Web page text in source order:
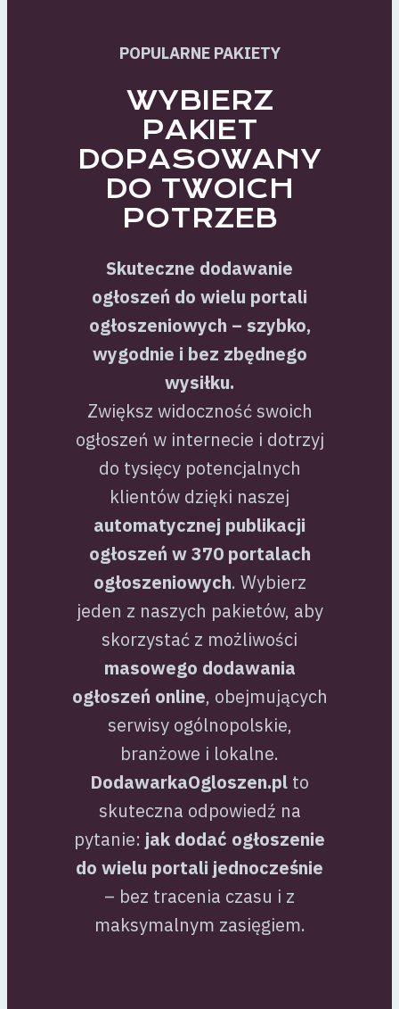
POPULARNE PAKIETY
WYBIERZ
PAKIET
DOPASOWANY
DO TWOICH
POTRZEB
Skuteczne dodawanie
ogłoszeń do wielu portali
ogłoszeniowych – szybko,
wygodnie i bez zbędnego
wysiłku.
Zwiększ widoczność swoich
ogłoszeń w internecie i dotrzyj
do tysięcy potencjalnych
klientów dzięki naszej
automatycznej publikacji
ogłoszeń w 370 portalach
ogłoszeniowych. Wybierz
jeden z naszych pakietów, aby
skorzystać z możliwości
masowego dodawania
ogłoszeń online, obejmujących
serwisy ogólnopolskie,
branżowe i lokalne.
DodawarkaOgloszen.pl to
skuteczna odpowiedź na
pytanie: jak dodać ogłoszenie
do wielu portali jednocześnie
– bez tracenia czasu i z
maksymalnym zasięgiem.